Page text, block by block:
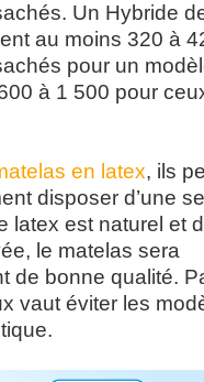
Un Hybride
au moins 320 à
pour un
à 1 500 pour
en latex, ils
disposer d’une
latex est naturel et
le matelas sera
de bonne qualité.
vaut éviter les